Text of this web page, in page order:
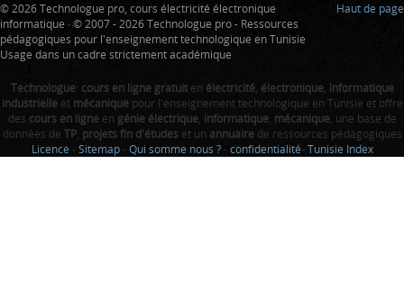
Haut de page
© 2026 Technologue pro, cours électricité électronique
informatique · © 2007 - 2026 Technologue pro - Ressources
pédagogiques pour l'enseignement technologique en Tunisie
Usage dans un cadre strictement académique
Technologue: cours en ligne gratuiten électricité, électronique, informatique
industrielleet mécaniquepour l'enseignement technologique en Tunisie et offre
des cours en ligneen génie électrique, informatique, mécanique, une base de
données de TP, projets fin d'étudeset un annuairede ressources pédagogiques
Licence - Sitemap - Qui somme nous ? - confidentialité- Tunisie Index